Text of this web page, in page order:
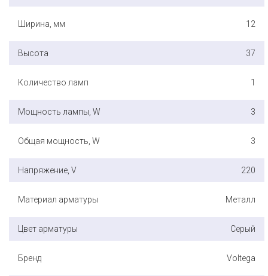
Ширина, мм 12
Высота 37
Количество ламп 1
Мощность лампы, W 3
Общая мощность, W 3
Напряжение, V 220
Материал арматуры Металл
Цвет арматуры Серый
Бренд Voltega